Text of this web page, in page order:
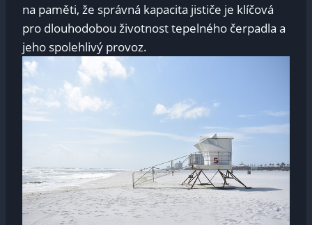
na ​paměti, že správná⁣ kapacita⁣ jističe je ⁢klíčová
pro dlouhodobou životnost tepelného čerpadla a
jeho spolehlivý provoz.